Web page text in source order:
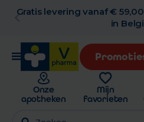
Gratis levering vanaf €
in
Onze
apotheken
Mijn
favorieten